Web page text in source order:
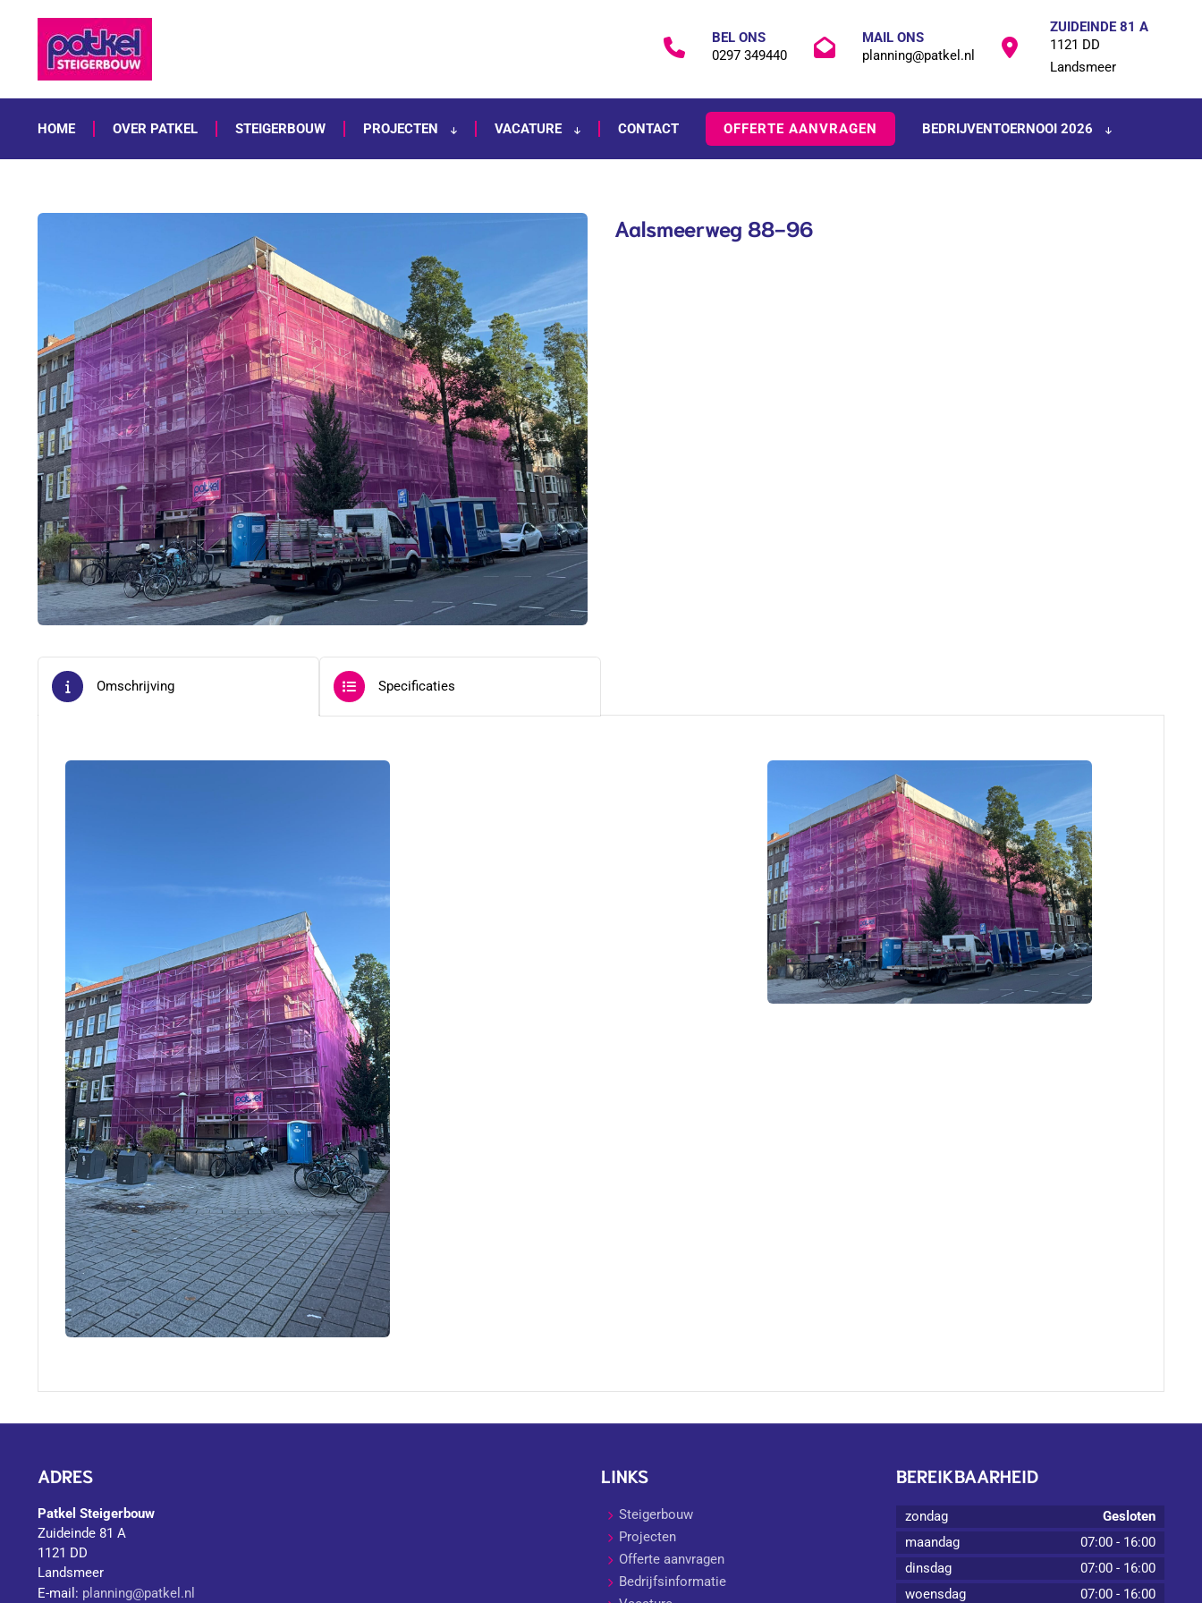
BEL ONS
0297 349440
MAIL ONS
planning@patkel.nl
ZUIDEINDE 81 A
1121 DD
Landsmeer
HOME OVER PATKEL STEIGERBOUW PROJECTEN VACATURE CONTACT OFFERTE AANVRAGEN BEDRIJVENTOERNOOI 2026
Aalsmeerweg 88-96
Omschrijving Specificaties
ADRES
Patkel Steigerbouw
Zuideinde 81 A
1121 DD
Landsmeer
E-mail: planning@patkel.nl
LINKS
Steigerbouw
Projecten
Offerte aanvragen
Bedrijfsinformatie
BEREIKBAARHEID
zondag
Gesloten
maandag
07:00 - 16:00
dinsdag
07:00 - 16:00
woensdag
07:00 - 16:00